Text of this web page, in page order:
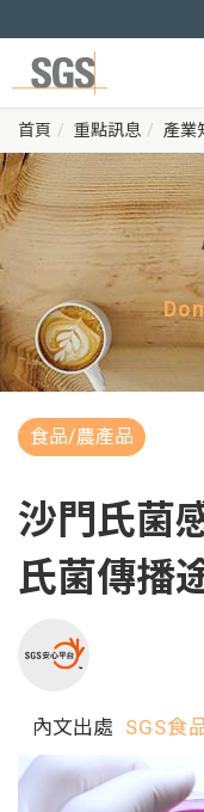
首頁 重點訊息 產業
食品/農產品
沙門氏菌
氏菌傳播
內文出處 SGS食